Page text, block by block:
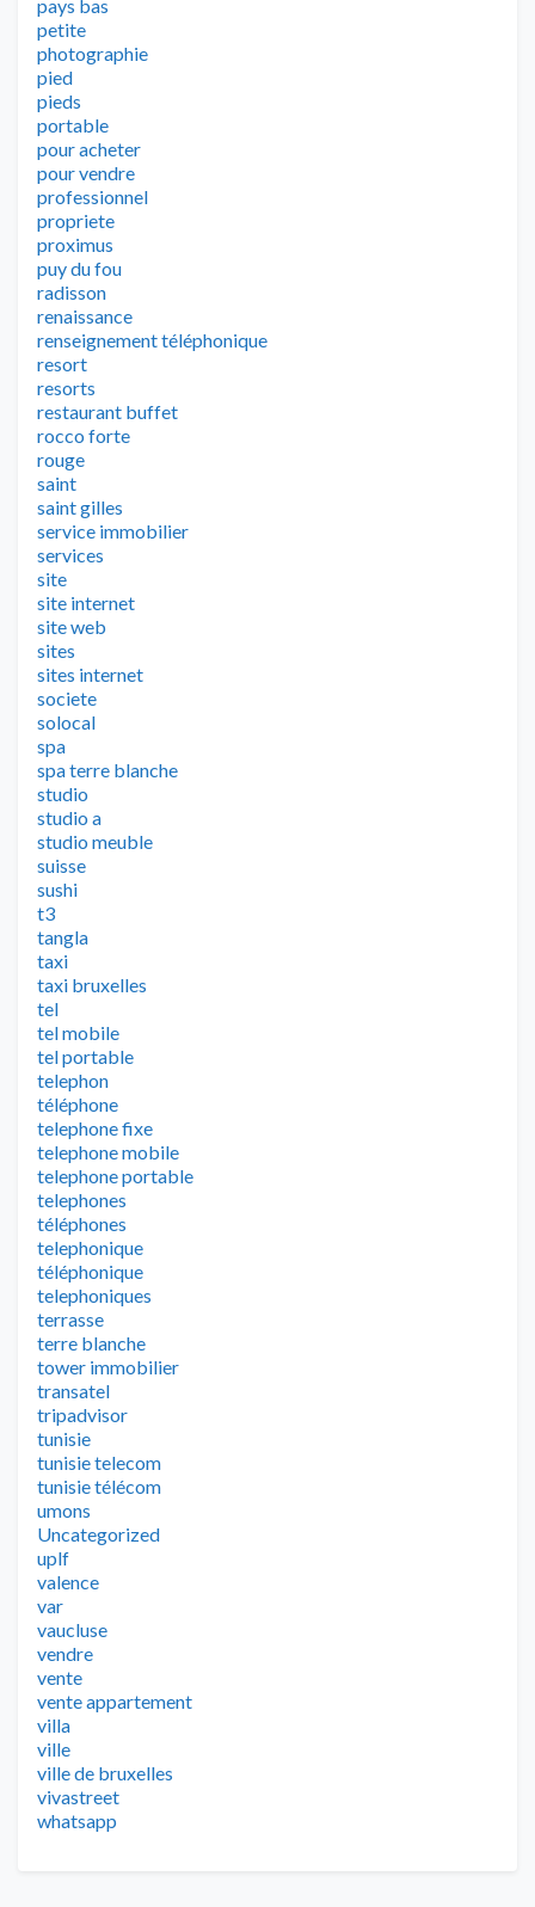
pays bas
petite
photographie
pied
pieds
portable
pour acheter
pour vendre
professionnel
propriete
proximus
puy du fou
radisson
renaissance
renseignement téléphonique
resort
resorts
restaurant buffet
rocco forte
rouge
saint
saint gilles
service immobilier
services
site
site internet
site web
sites
sites internet
societe
solocal
spa
spa terre blanche
studio
studio a
studio meuble
suisse
sushi
t3
tangla
taxi
taxi bruxelles
tel
tel mobile
tel portable
telephon
téléphone
telephone fixe
telephone mobile
telephone portable
telephones
téléphones
telephonique
téléphonique
telephoniques
terrasse
terre blanche
tower immobilier
transatel
tripadvisor
tunisie
tunisie telecom
tunisie télécom
umons
Uncategorized
uplf
valence
var
vaucluse
vendre
vente
vente appartement
villa
ville
ville de bruxelles
vivastreet
whatsapp